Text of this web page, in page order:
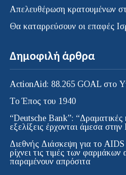
Απελευθέρωση κρατουμένων
Θα καταρρεύσουν οι επαφές
Δημοφιλή άρθρα
ActionAid: 88.265 GOAL στο
Το Έπος του 1940
“Deutsche Bank”: “Δραματικές
εξελίξεις έρχονται άμεσα
Διεθνής Διάσκεψη για το
ρίχνει τις τιμές των
παραμένουν απρόσιτα